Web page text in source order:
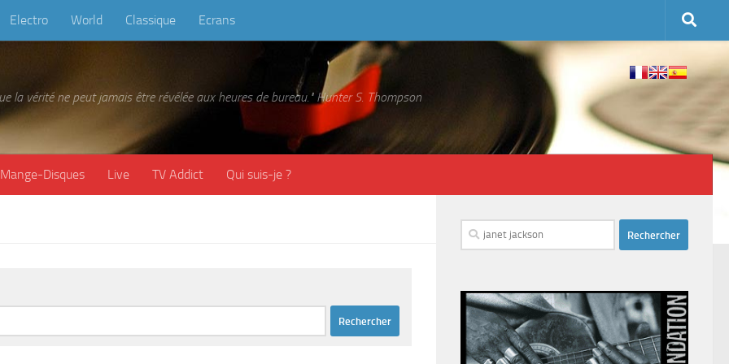
Electro World Classique Ecrans
la vérité ne peut jamais être révélée aux heures de bureau." Hunter S. Thompson
Mange-Disques Live TV Addict Qui suis-je ?
Rechercher :